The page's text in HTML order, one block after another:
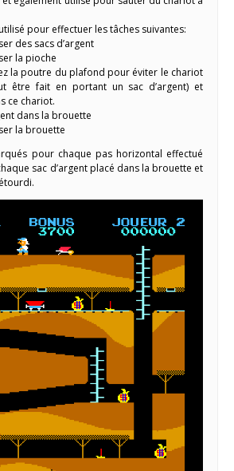
pour effectuer les tâches suivantes:
des sacs d’argent
la pioche
la poutre du plafond pour éviter le chariot
être fait en portant un sac d’argent) et
ce chariot.
dans la brouette
la brouette
pour chaque pas horizontal effectué
sac d’argent placé dans la brouette et